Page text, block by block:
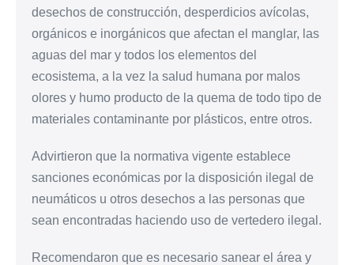
desechos de construcción, desperdicios avícolas,
orgánicos e inorgánicos que afectan el manglar, las
aguas del mar y todos los elementos del
ecosistema, a la vez la salud humana por malos
olores y humo producto de la quema de todo tipo de
materiales contaminante por plásticos, entre otros.
Advirtieron que la normativa vigente establece
sanciones económicas por la disposición ilegal de
neumáticos u otros desechos a las personas que
sean encontradas haciendo uso de vertedero ilegal.
Recomendaron que es necesario sanear el área y